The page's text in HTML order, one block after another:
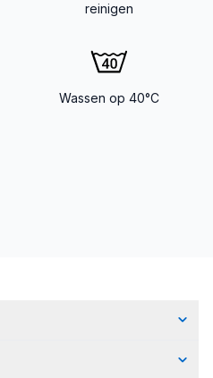
reinigen
Wassen op 40°C